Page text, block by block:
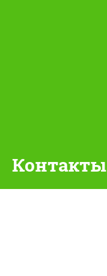
Контакты